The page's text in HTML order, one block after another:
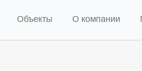
Объекты О компании